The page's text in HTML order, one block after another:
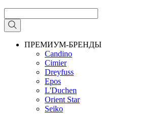
ПРЕМИУМ-БРЕНДЫ
Candino
Cimier
Dreyfuss
Epos
L'Duchen
Orient Star
Seiko